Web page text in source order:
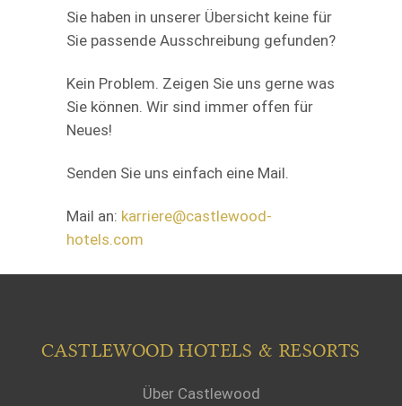
Sie haben in unserer Übersicht keine für
Sie passende Ausschreibung gefunden?
Kein Problem. Zeigen Sie uns gerne was
Sie können. Wir sind immer offen für
Neues!
Senden Sie uns einfach eine Mail.
Mail an: karriere@castlewood-
hotels.com
CASTLEWOOD HOTELS & RESORTS
Über Castlewood